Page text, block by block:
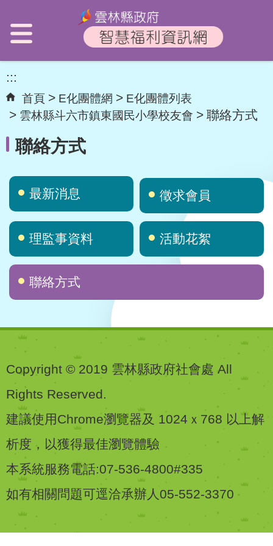
:::
首頁 E化團體網
E化團體列表
雲林縣斗六市鎮東國民小學校友會
聯絡方式
聯絡方式
最新消息 徵求會員
理監事資料 活動花絮
聯絡方式
Copyright © 2019 雲林縣政府社會處 All
Rights Reserved.
建議使用Chrome瀏覽器及 1024ｘ768 以上解
析度，以獲得最佳瀏覽體驗
本系統服務電話:07-536-4800#335
如有相關問題可逕洽承辦人05-552-3370